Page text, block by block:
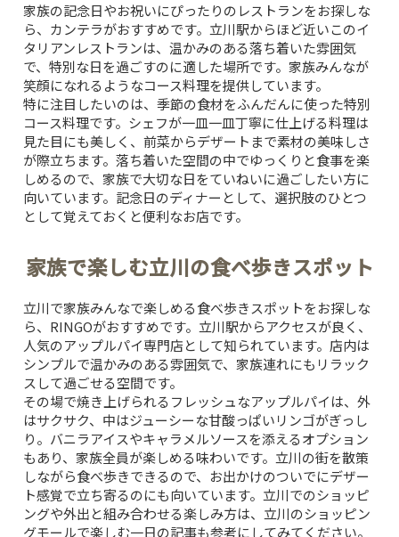
家族の記念日やお祝いにぴったりのレストランをお探しな
ら、 カンテラがおすすめです。立川駅からほど近いこのイ
タリアンレストランは、温かみのある落ち着いた雰囲気
で、特別な日を過ごすのに適した場所です。家族みんなが
笑顔になれるようなコース料理を提供しています。
特に注目したいのは、季節の食材をふんだんに使った特別
コース料理です。シェフが一皿一皿丁寧に仕上げる料理は
見た目にも美しく、前菜からデザートまで素材の美味しさ
が際立ちます。落ち着いた空間の中でゆっくりと食事を楽
しめるので、家族で大切な日をていねいに過ごしたい方に
向いています。記念日のディナーとして、選択肢のひとつ
として覚えておくと便利なお店です。
家族で楽しむ立川の食べ歩きスポット
立川で家族みんなで楽しめる食べ歩きスポットをお探しな
ら、 RINGOがおすすめです。立川駅からアクセスが良く、
人気のアップルパイ専門店として知られています。店内は
シンプルで温かみのある雰囲気で、家族連れにもリラック
スして過ごせる空間です。
その場で焼き上げられるフレッシュなアップルパイは、外
はサクサク、中はジューシーな甘酸っぱいリンゴがぎっし
り。バニラアイスやキャラメルソースを添えるオプション
もあり、家族全員が楽しめる味わいです。立川の街を散策
しながら食べ歩きできるので、お出かけのついでにデザー
ト感覚で立ち寄るのにも向いています。立川でのショッピ
ングや外出と組み合わせる楽しみ方は、 立川のショッピン
グモールで楽しむ一日の記事も参考にしてみてください。